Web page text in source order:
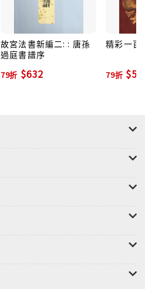
故宮法書新編二: : 唐孫
過庭書譜序
79折 $632
精彩一百
79折